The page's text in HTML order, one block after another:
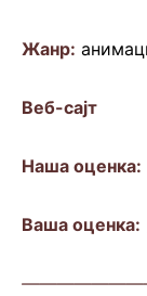
Жанр:
Веб-сајт
Наша оценка:
Ваша оценка: